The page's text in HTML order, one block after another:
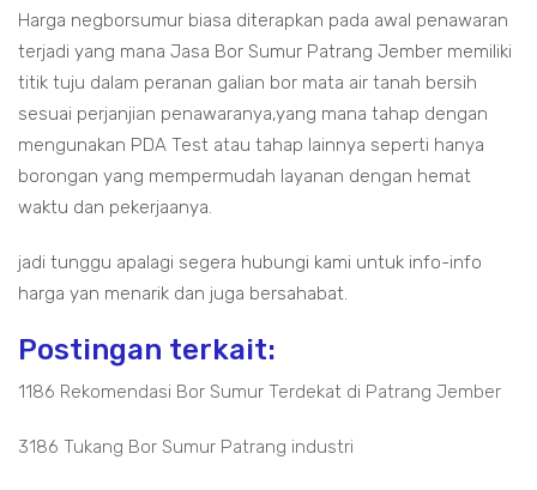
Harga negborsumur biasa diterapkan pada awal penawaran
terjadi yang mana Jasa Bor Sumur Patrang Jember memiliki
titik tuju dalam peranan galian bor mata air tanah bersih
sesuai perjanjian penawaranya,yang mana tahap dengan
mengunakan PDA Test atau tahap lainnya seperti hanya
borongan yang mempermudah layanan dengan hemat
waktu dan pekerjaanya.
jadi tunggu apalagi segera hubungi kami untuk info-info
harga yan menarik dan juga bersahabat.
Postingan terkait:
1186 Rekomendasi Bor Sumur Terdekat di Patrang Jember
3186 Tukang Bor Sumur Patrang industri